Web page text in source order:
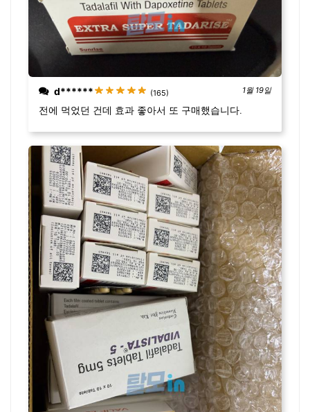
d****** (165) 1월 19일
전에 먹었던 건데 효과 좋아서 또 구매했습니다.